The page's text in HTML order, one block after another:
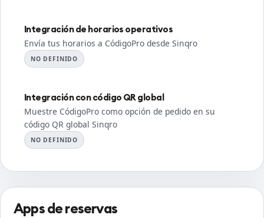
Integración de horarios operativos
Envía tus horarios a CódigoPro desde Sinqro
NO DEFINIDO
Integración con código QR global
Muestre CódigoPro como opción de pedido en su
código QR global Sinqro
NO DEFINIDO
Apps de reservas